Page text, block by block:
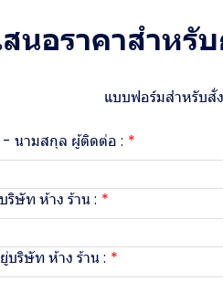
สนอราคาสำหรั
แบบฟอร์มสำหรับสั่
นามสกุล ผู้ติดต่อ :
ริษัท ห้าง ร้าน :
บริษัท ห้าง ร้าน :